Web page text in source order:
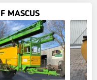
MASCUS